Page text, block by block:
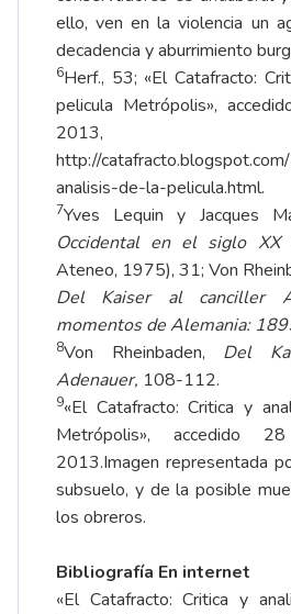
ello, ven en la violencia un
decadencia y aburrimiento
6Herf., 53; «El Catafracto:
pelicula Metrópolis»,
2013,
http://
analisis-de-la-pelicula.html.
7Yves Lequin y Jacques
Occidental en el siglo XX
Ateneo, 1975), 31; Von
Del Kaiser al canciller
momentos de Alemania:
8Von Rheinbaden, Del
Adenauer, 108-112.
9«El Catafracto: Critica y
Metrópolis», accedido
2013.Imagen representada
subsuelo, y de la posible
los obreros.
Bibliografía En internet
«El Catafracto: Critica y